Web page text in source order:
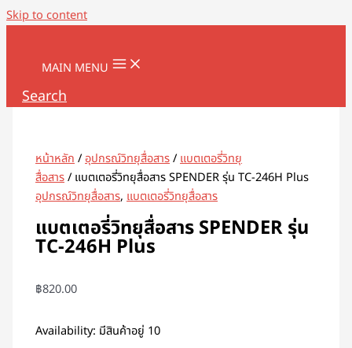
Skip to content
MAIN MENU
Search
หน้าหลัก/อุปกรณ์วิทยุสื่อสาร/แบตเตอรี่วิทยุ
สื่อสาร/ แบตเตอรี่วิทยุสื่อสาร SPENDER รุ่น TC-246H Plus
อุปกรณ์วิทยุสื่อสาร,แบตเตอรี่วิทยุสื่อสาร
แบตเตอรี่วิทยุสื่อสาร SPENDER รุ่น
TC-246H Plus
฿820.00
Availability: มีสินค้าอยู่ 10